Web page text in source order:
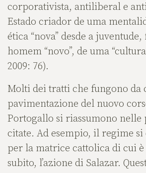
corporativista, antiliberal e
Estado criador de uma
ética “nova” desde a
homem “novo”, de uma
2009: 76).
Molti dei tratti che fungono da
pavimentazione del nuovo
Portogallo si riassumono nelle
citate. Ad esempio, il regime
per la matrice cattolica di cui
subito, l’azione di Salazar.